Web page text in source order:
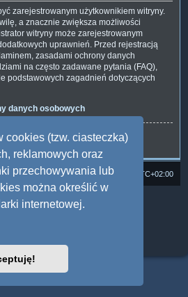
cookies (tzw. ciasteczka)
reklamowych oraz
przechowywania lub
można określić w
internetowej.
zarejestrowanym użytkownikiem witryny.
a znacznie zwiększa możliwości
witryny może zarejestrowanym
uprawnień. Przed rejestracją
zasadami ochrony danych
na często zadawane pytania (FAQ),
podstawowych zagadnień dotyczących
danych osobowych
Strefa czasowa UTC+02:00
phpBB® Forum Software © phpBB Limited
językowy dostarcza
phpBB.pl
by Joyce&Luna
danych osobowych